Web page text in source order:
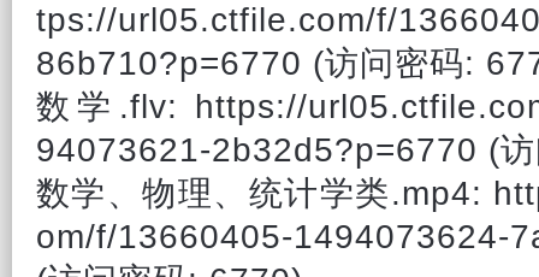
tps://url05.ctfile.com/f/
86b710?p=6770 (访问密码:
数学.flv: https://
94073621-2b32d5?p=6770 (
数学、物理、统计学类.mp4:
om/f/13660405-1494073624-